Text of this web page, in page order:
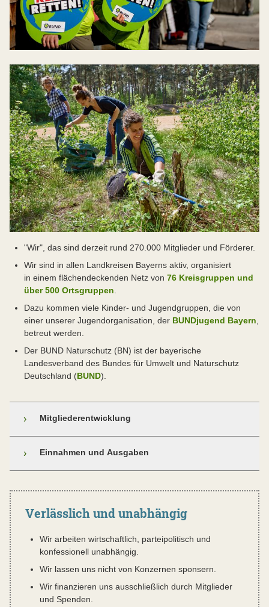
"Wir", das sind derzeit rund 270.000 Mitglieder und Förderer.
Wir sind in allen Landkreisen Bayerns aktiv, organisiert
in einem flächendeckenden Netz von 76 Kreisgruppen und
über 500 Ortsgruppen
Dazu kommen viele Kinder- und Jugendgruppen, die von
einer unserer Jugendorganisation, der BUNDjugend Bayern
betreut werden.
Der BUND Naturschutz (BN) ist der bayerische
Landesverband des Bundes für Umwelt und Naturschutz
Deutschland (BUND).
› Mitgliederentwicklung
Ohne Mitglieder und Förderer wäre die wichtige Arbeit
› Einnahmen und Ausgaben
Verlässlich und unabhängig
Wir arbeiten wirtschaftlich, parteipolitisch und
konfessionell unabhängig.
Wir lassen uns nicht von Konzernen sponsern.
Wir finanzieren uns ausschließlich durch Mitglieder
und Spenden.